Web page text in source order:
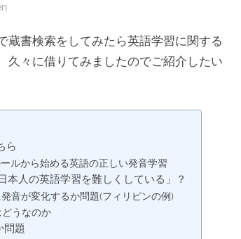
蔵書検索をしてみたら英語学習に関する
久々に借りてみましたのでご紹介したい
ら
ルから始める英語の正しい発音学習
本人の英語学習を難しくしている」？
音が変化するか問題(フィリピンの例)
うなのか
問題